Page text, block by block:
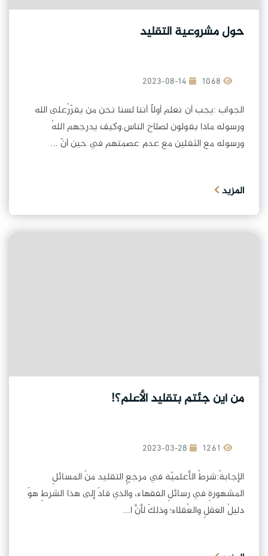
حول مشروعية التقليد
2023-08-14
الجواب :يجب أن نعلم أولاً أننا لسنا نحن من يقرّرُعلى الله
ورسوله ماذا يقولون لصلاح الناس.وكيف يدرجهم اللهُ
ورسوله مع الثقلين مع عدم عصمتهم في حين أنّ ...
المزيد
من أين جئتم بتقليد الأعلم؟!
2023-03-28
الإجابةُ:شرطُ الأعلميّة في مرجعِ التقليد منَ المسائلِ
المشهورةِ في رسائلِ الفقهاء، والذي قادَ إلى هذا الشرطِ هوَ
دليلُ العقلِ والعُقلاء؛ وذلكَ لأنَّ ا...